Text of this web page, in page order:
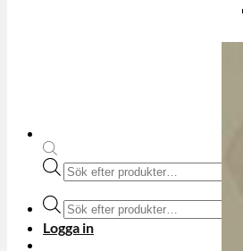
Produktsökning
Produktsökning
Logga in